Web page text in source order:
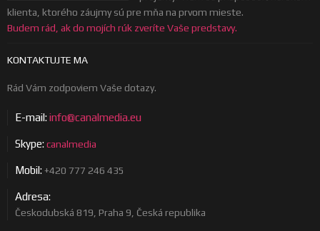
klienta, ktorého záujmy sú pre mňa na prvom mieste.
Budem rád, ak do mojích rúk zveríte Vaše predstavy.
KONTAKTUJTE MA
Rád Vám zodpoviem Vaše dotazy.
E-mail:info@canalmedia.eu
Skype:canalmedia
Mobil:+420 777 246 435
Adresa:
Českodubská 819, Praha 9, Česká republika